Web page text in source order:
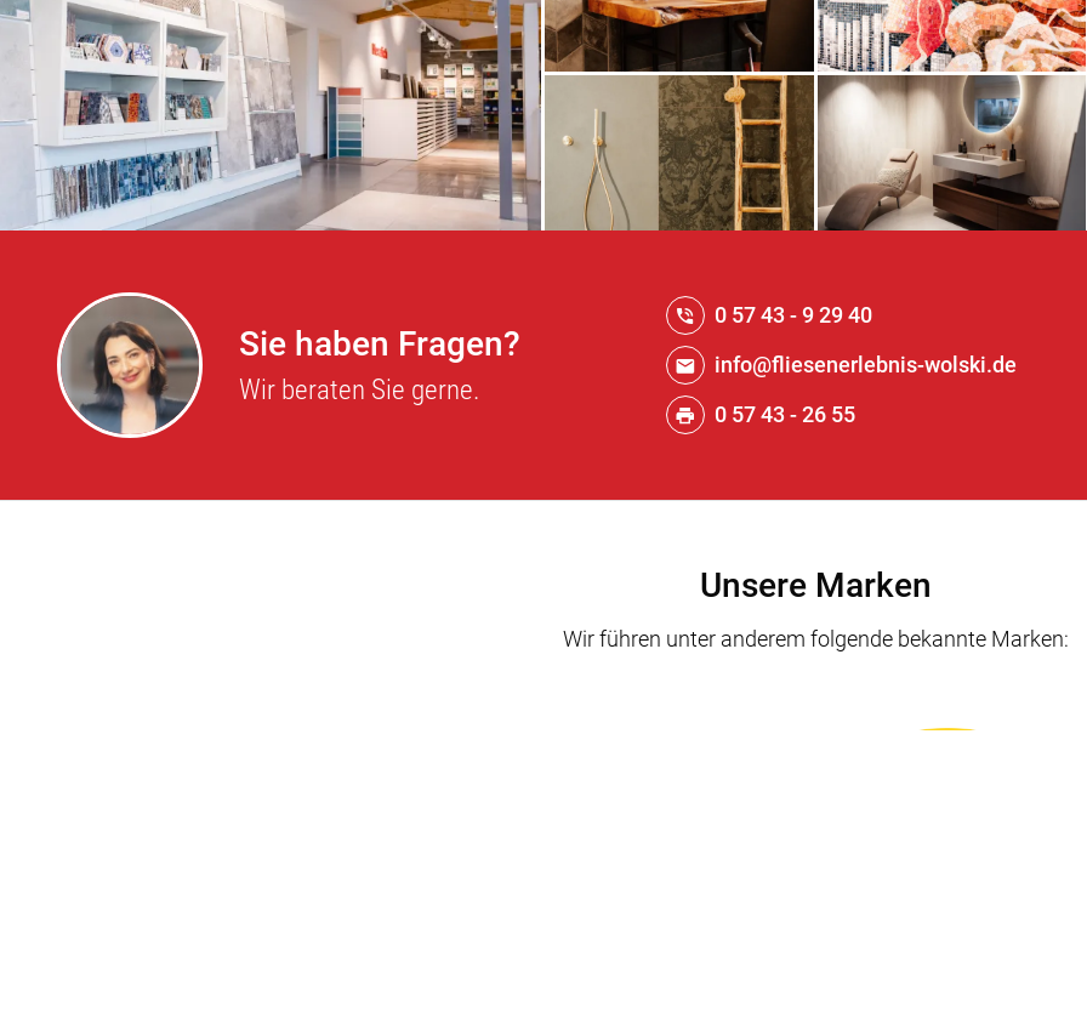
Sie haben Fragen?
Wir beraten Sie gerne.
0 57 43 - 9 29 40
info@fliesenerlebnis-wolski.de
0 57 43 - 26 55
Unsere Marken
Wir führen unter anderem folgende bekannte Marken: